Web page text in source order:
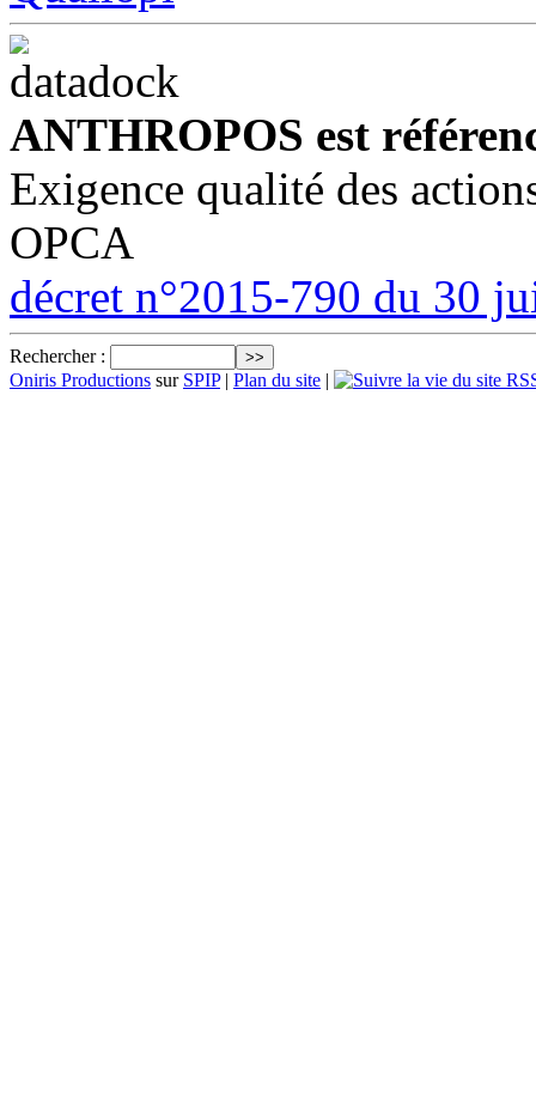
ANTHROPOS est
Exigence qualité des
OPCA
décret n°2015-790 du 30
Rechercher :
Oniris Productions sur SPIP| Plan du site |